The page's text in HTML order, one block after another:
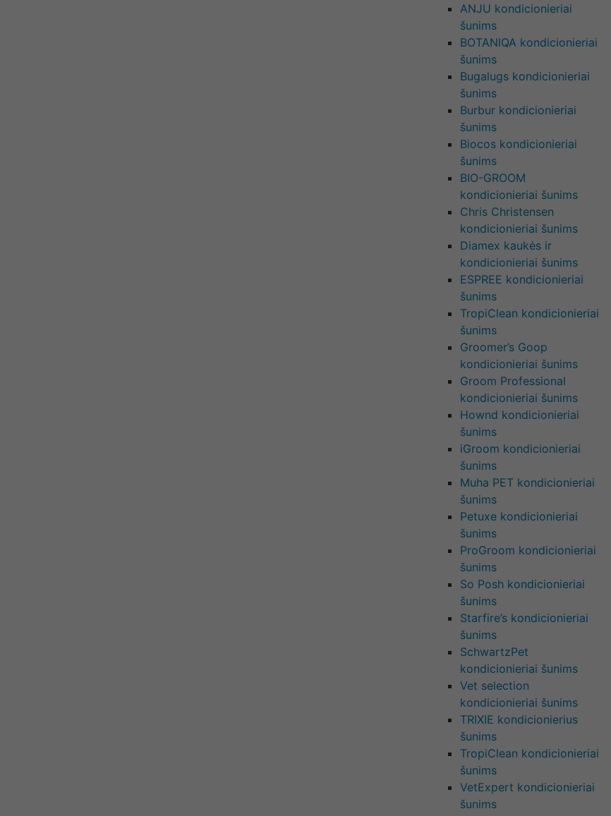
ANJU kondicionieriai
šunims
BOTANIQA kondicionieriai
šunims
Bugalugs kondicionieriai
šunims
Burbur kondicionieriai
šunims
Biocos kondicionieriai
šunims
BIO-GROOM
kondicionieriai šunims
Chris Christensen
kondicionieriai šunims
Diamex kaukės ir
kondicionieriai šunims
ESPREE kondicionieriai
šunims
TropiClean kondicionieriai
šunims
Groomer’s Goop
kondicionieriai šunims
Groom Professional
kondicionieriai šunims
Hownd kondicionieriai
šunims
iGroom kondicionieriai
šunims
Muha PET kondicionieriai
šunims
Petuxe kondicionieriai
šunims
ProGroom kondicionieriai
šunims
So Posh kondicionieriai
šunims
Starfire’s kondicionieriai
šunims
SchwartzPet
kondicionieriai šunims
Vet selection
kondicionieriai šunims
TRIXIE kondicionierius
šunims
TropiClean kondicionieriai
šunims
VetExpert kondicionieriai
šunims